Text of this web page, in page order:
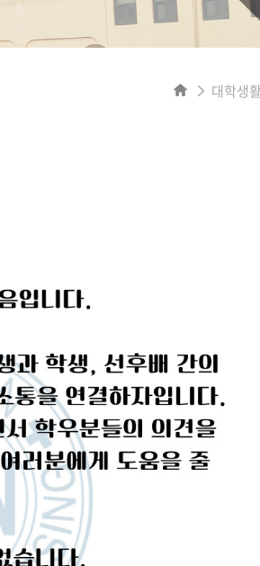
대학생활